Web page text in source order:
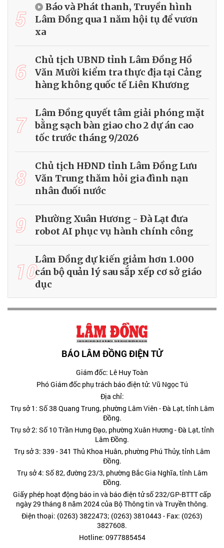
5
Báo và Phát thanh, Truyền hình
Lâm Đồng qua 1 năm hội tụ để vươn
xa
6
Chủ tịch UBND tỉnh Lâm Đồng Hồ
Văn Mười kiểm tra thực địa tại Cảng
hàng không quốc tế Liên Khương
7
Lâm Đồng quyết tâm giải phóng mặt
bằng sạch bàn giao cho 2 dự án cao
tốc trước tháng 9/2026
8
Chủ tịch HĐND tỉnh Lâm Đồng Lưu
Văn Trung thăm hỏi gia đình nạn
nhân đuối nước
9
Phường Xuân Hương - Đà Lạt đưa
robot AI phục vụ hành chính công
10Lâm Đồng dự kiến giảm hơn 1.000
cán bộ quản lý sau sắp xếp cơ sở giáo
dục
BÁO LÂM ĐỒNG ĐIỆN TỬ
Giám đốc: Lê Huy Toàn
Phó Giám đốc phụ trách báo điện tử: Vũ Ngọc Tú
Địa chỉ:
Trụ sở 1: Số 38 Quang Trung, phường Lâm Viên - Đà Lạt, tỉnh Lâm
Đồng.
Trụ sở 2: Số 10 Trần Hưng Đạo, phường Xuân Hương - Đà Lạt, tỉnh
Lâm Đồng.
Trụ sở 3: 339 - 341 Thủ Khoa Huân, phường Phú Thủy, tỉnh Lâm
Đồng.
Trụ sở 4: Số 82, đường 23/3, phường Bắc Gia Nghĩa, tỉnh Lâm
Đồng.
Giấy phép hoạt động báo in và báo điện tử số 232/GP-BTTT cấp
ngày 29 tháng 8 năm 2024 của Bộ Thông tin và Truyền thông.
Điện thoại: (0263) 3822473; (0263) 3810443 - Fax: (0263)
3827608.
Hotline: 0977885454